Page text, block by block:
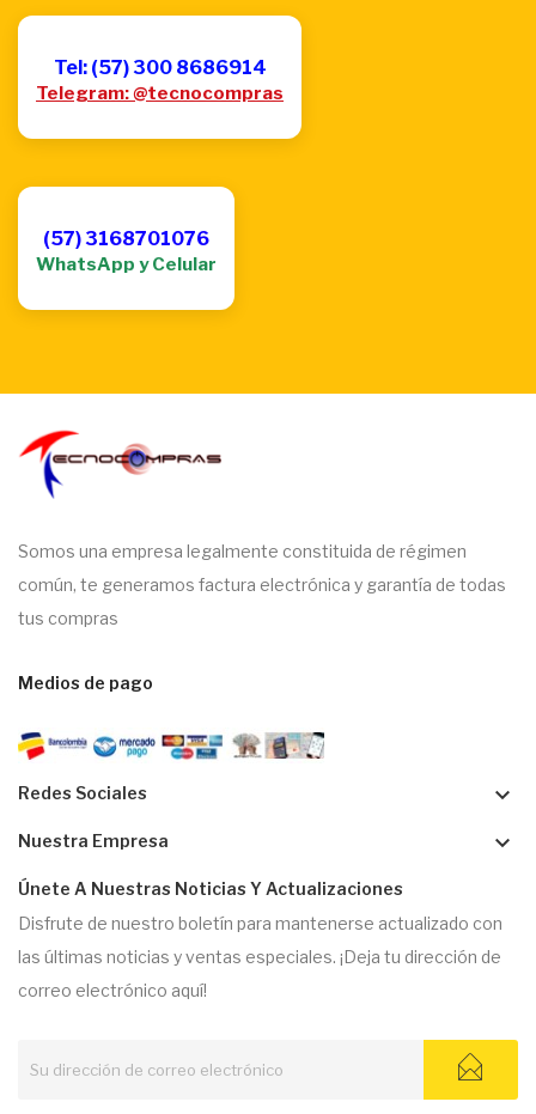
Tel: (57) 300 8686914
Telegram: @tecnocompras
(57) 3168701076
WhatsApp y Celular
Somos una empresa legalmente constituida de régimen
común, te generamos factura electrónica y garantía de todas
tus compras
Medios de pago
Redes Sociales keyboard_arrow_down
Nuestra Empresa keyboard_arrow_down
Únete A Nuestras Noticias Y Actualizaciones
Disfrute de nuestro boletín para mantenerse actualizado con
las últimas noticias y ventas especiales. ¡Deja tu dirección de
correo electrónico aquí!